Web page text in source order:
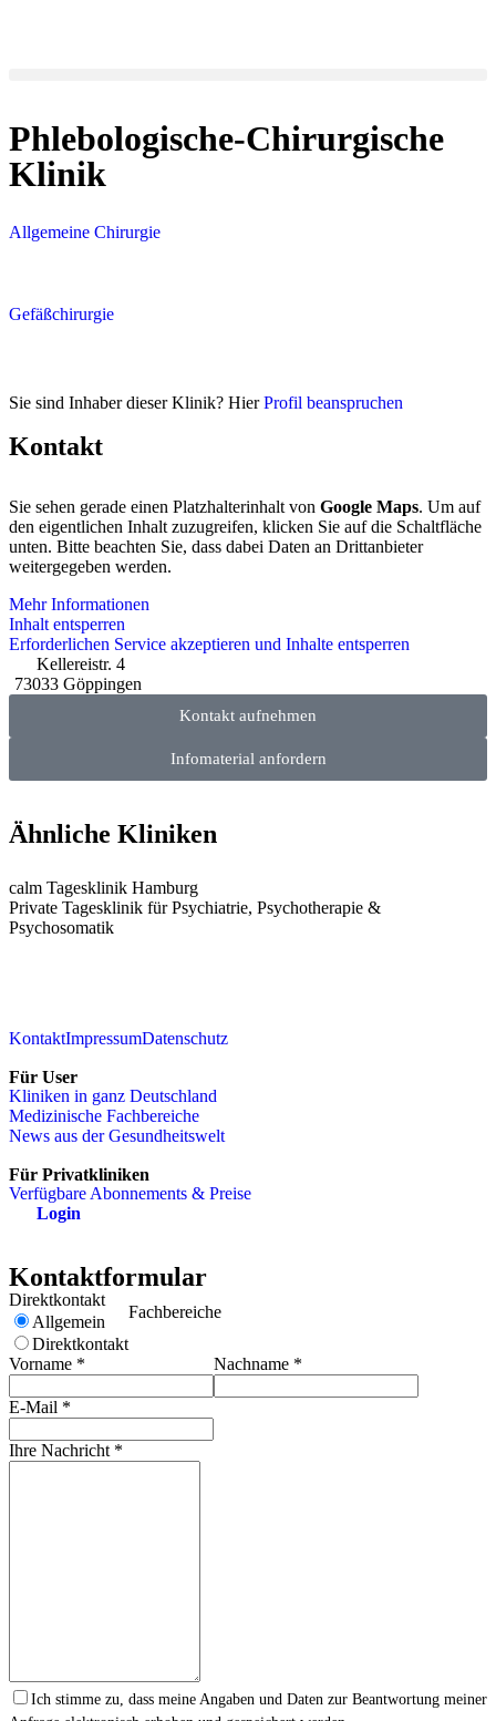
Phlebologische-Chirurgische
Klinik
Allgemeine Chirurgie
Gefäßchirurgie
Sie sind Inhaber dieser Klinik? HierProfil beanspruchen
Kontakt
Sie sehen gerade einen Platzhalterinhalt von Google Maps. Um auf
den eigentlichen Inhalt zuzugreifen, klicken Sie auf die Schaltfläche
unten. Bitte beachten Sie, dass dabei Daten an Drittanbieter
weitergegeben werden.
Mehr Informationen
Inhalt entsperren
Erforderlichen Service akzeptieren und Inhalte entsperren
Kellereistr. 4
73033 Göppingen
Kontakt aufnehmen
Infomaterial anfordern
Ähnliche Kliniken
calm Tagesklinik Hamburg
Private Tagesklinik für Psychiatrie, Psychotherapie &
Psychosomatik
KontaktImpressumDatenschutz
Für User
Kliniken in ganz Deutschland
Medizinische Fachbereiche
News aus der Gesundheitswelt
Für Privatkliniken
Verfügbare Abonnements & Preise
Login
Kontaktformular
Direktkontakt
Allgemein
Direktkontakt
Fachbereiche
Vorname * Nachname *
E-Mail *
Ihre Nachricht *
Ich stimme zu, dass meine Angaben und Daten zur Beantwortung meiner